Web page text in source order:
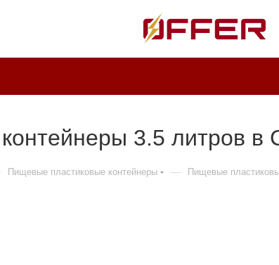
3.5 литров в
Пищевые пластиковые контейнеры — Пищевые